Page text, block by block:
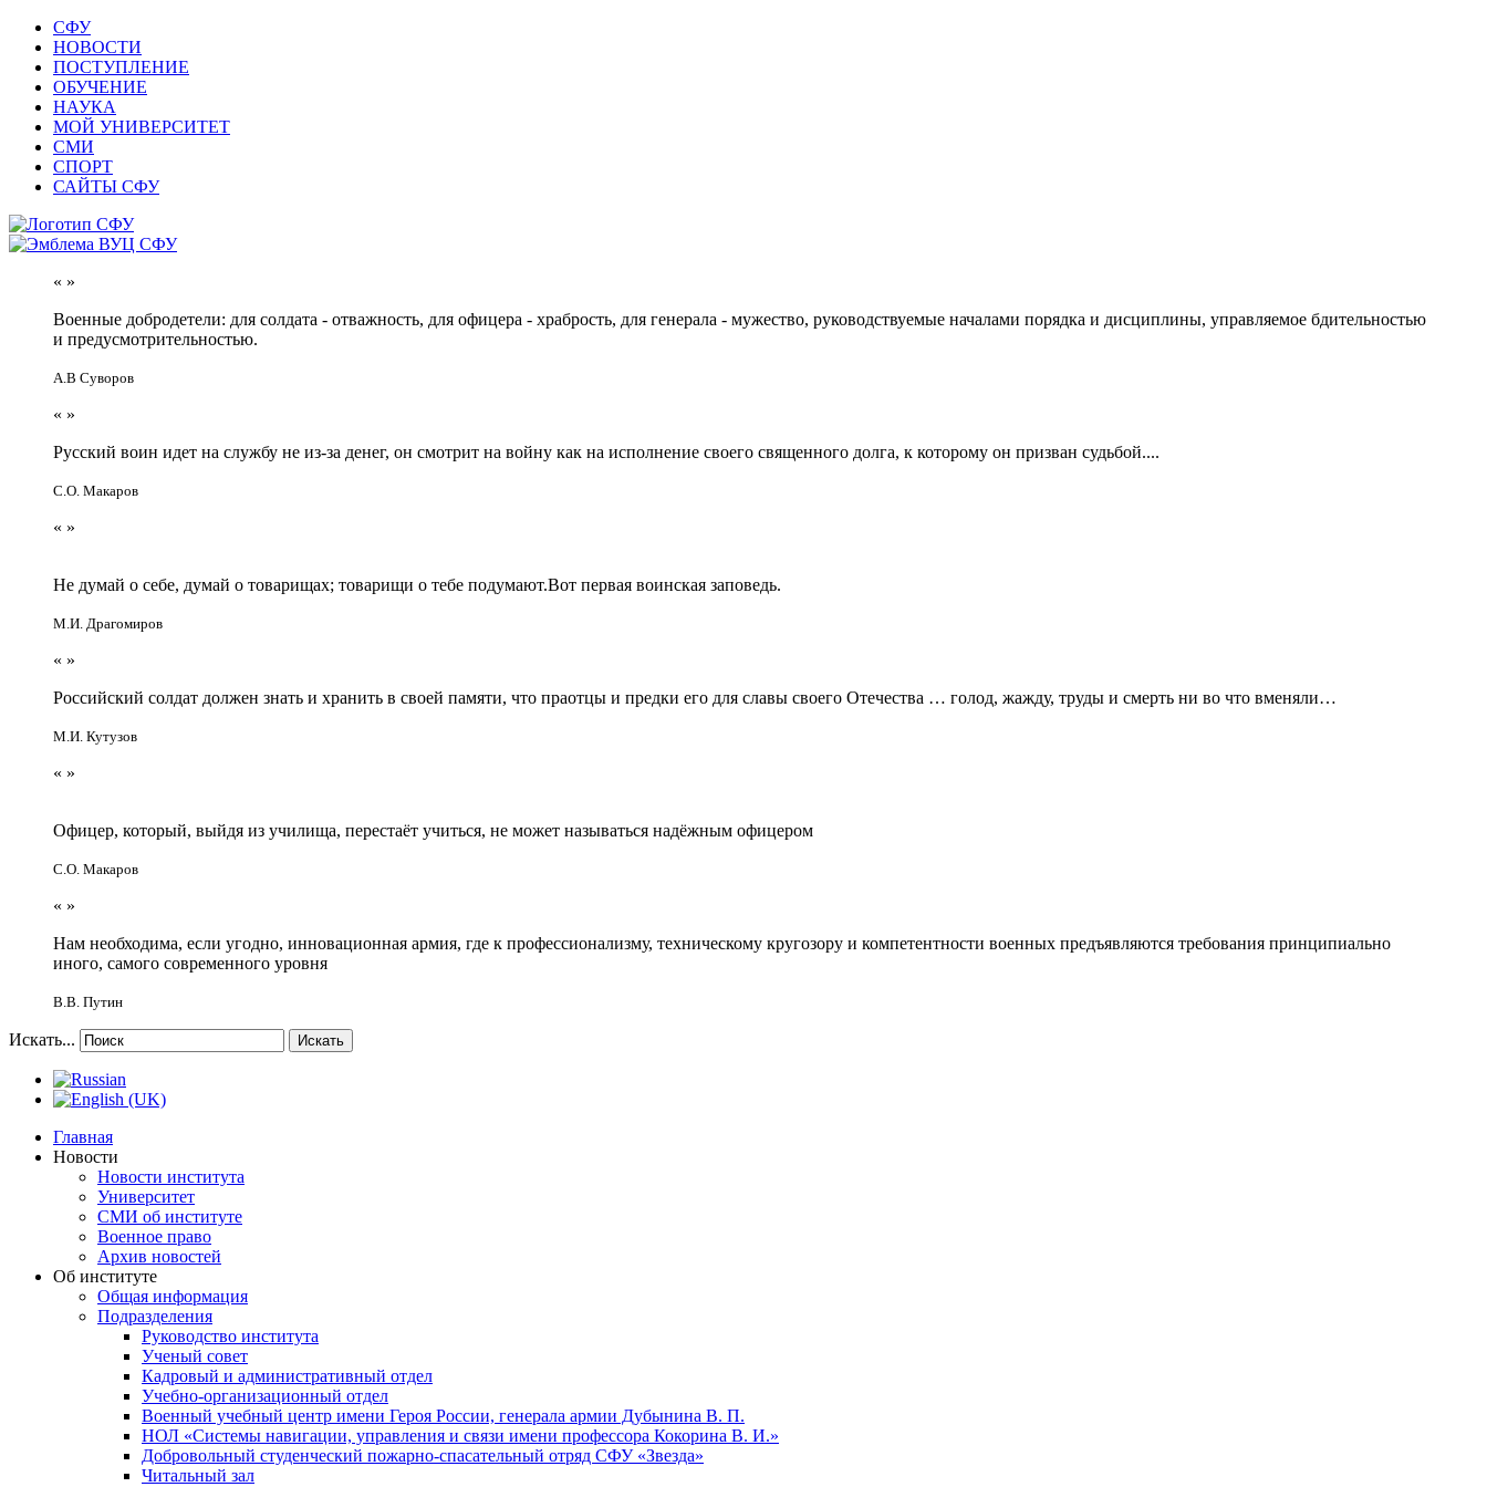
СФУ
НОВОСТИ
ПОСТУПЛЕНИЕ
ОБУЧЕНИЕ
НАУКА
МОЙ УНИВЕРСИТЕТ
СМИ
СПОРТ
САЙТЫ СФУ
« »
Военные добродетели: для солдата - отважность, для офицера - храбрость, для генерала - мужество, руководствуемые началами порядка и дисциплины, управляемое бдительностью
и предусмотрительностью.
А.В Суворов
« »
Русский воин идет на службу не из-за денег, он смотрит на войну как на исполнение своего священного долга, к которому он призван судьбой....
С.О. Макаров
« »
Не думай о себе, думай о товарищах; товарищи о тебе подумают.Вот первая воинская заповедь.
М.И. Драгомиров
« »
Российский солдат должен знать и хранить в своей памяти, что праотцы и предки его для славы своего Отечества … голод, жажду, труды и смерть ни во что вменяли…
М.И. Кутузов
« »
Офицер, который, выйдя из училища, перестаёт учиться, не может называться надёжным офицером
С.О. Макаров
« »
Нам необходима, если угодно, инновационная армия, где к профессионализму, техническому кругозору и компетентности военных предъявляются требования принципиально
иного, самого современного уровня
В.В. Путин
Искать... Искать
Главная
Новости
Новости института
Университет
СМИ об институте
Военное право
Архив новостей
Об институте
Общая информация
Подразделения
Руководство института
Ученый совет
Кадровый и административный отдел
Учебно-организационный отдел
Военный учебный центр имени Героя России, генерала армии Дубынина В. П.
НОЛ «Системы навигации, управления и связи имени профессора Кокорина В. И.»
Добровольный студенческий пожарно-спасательный отряд СФУ «Звезда»
Читальный зал